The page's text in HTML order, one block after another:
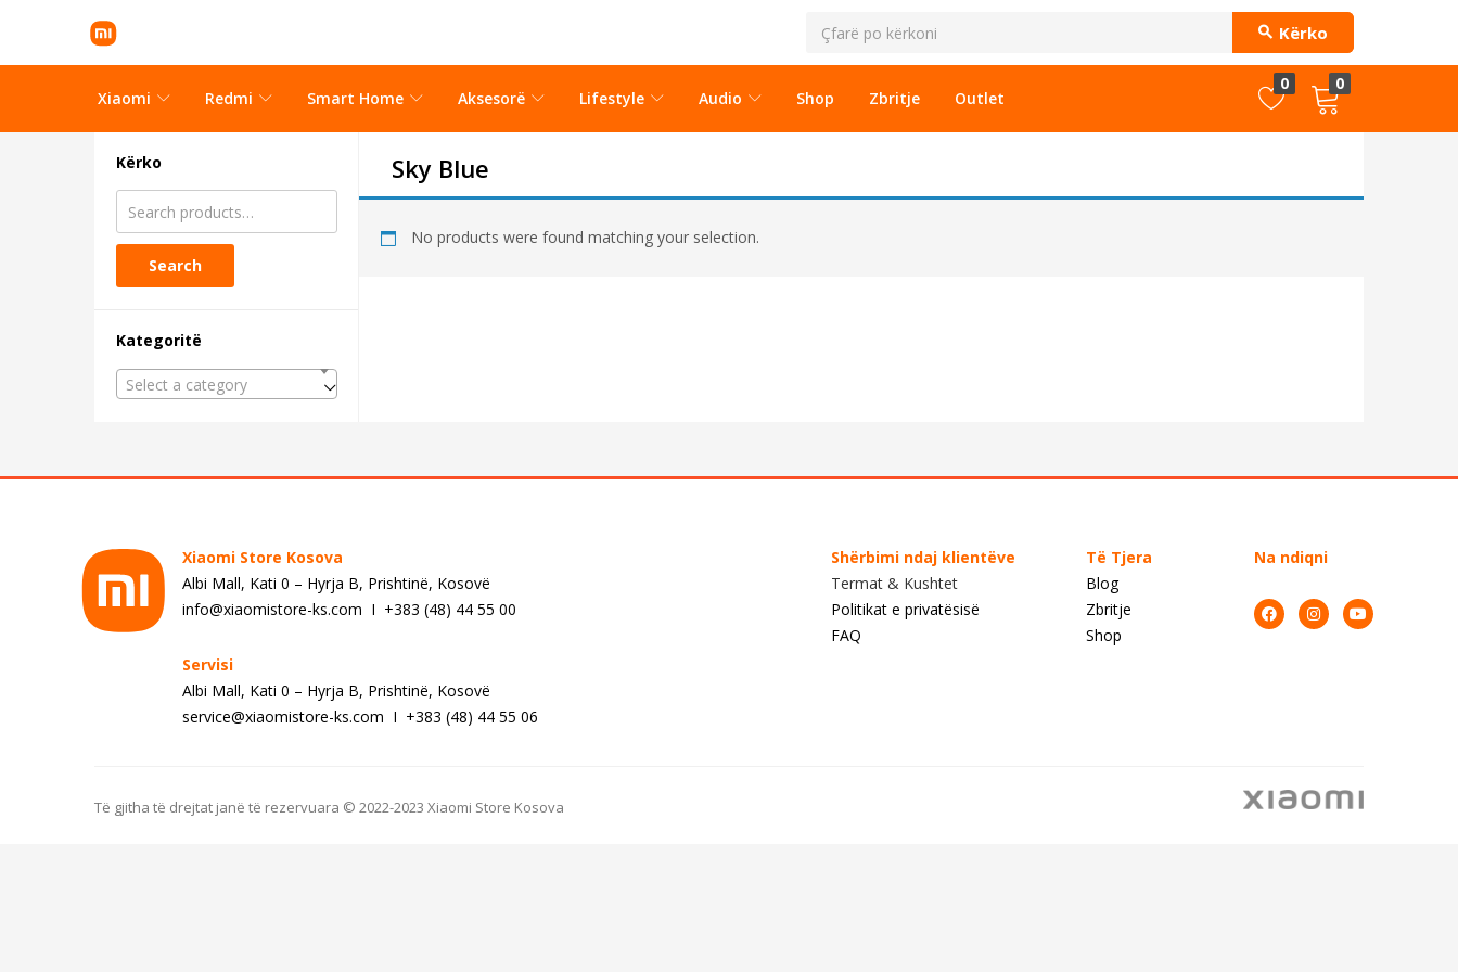
Kërko
Xiaomi Redmi Smart Home Aksesorë Lifestyle Audio Shop Zbritje Outlet
0 0
Kërko
Search
Kategoritë
Select a category
Sky Blue
No products were found matching your selection.
Xiaomi Store Kosova
Albi Mall, Kati 0 – Hyrja B, Prishtinë, Kosovë
info@xiaomistore-ks.com I +383 (48) 44 55 00
Servisi
Albi Mall, Kati 0 – Hyrja B, Prishtinë, Kosovë
service@xiaomistore-ks.com I +383 (48) 44 55 06
Shërbimi ndaj klientëve
Termat & Kushtet
Politikat e privatësisë
FAQ
Të Tjera
Blog
Zbritje
Shop
Na ndiqni
Të gjitha të drejtat janë të rezervuara © 2022-2023 Xiaomi Store Kosova